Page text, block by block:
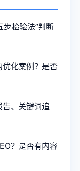
步检验法”判断
优化案例？是否
告、关键词追
？是否有内容